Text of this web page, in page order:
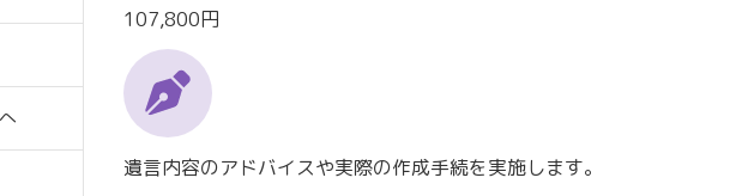
107,800円
遺言内容のアドバイスや実際の作成手続を実施します。